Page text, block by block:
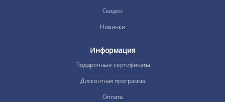
Скидки
Новинки
Информация
Подарочные сертификаты
Дисконтная программа
Оплата